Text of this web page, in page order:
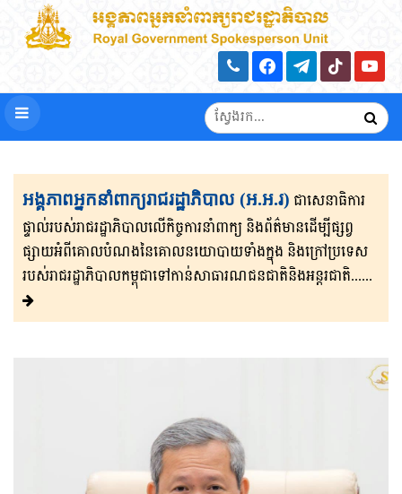
អង្គភាពអ្នកនាំពាក្យរាជរដ្ឋាភិបាល (អ.អ.រ) ជាសេនា​ធិ​កា​រ​​
ផ្ទាល់​របស់រាជរដ្ឋាភិ​បា​ល​លើ​កិច្ចការ​នាំពាក្យ និងព័ត៌មាន​ដើម្បីផ្សព្វ​
ផ្សាយ​​អំពីគោលបំណងនៃគោល​នយោបាយទាំងក្នុង និងក្រៅ​ប្រទេ​​ស​
របស់រាជរដ្ឋា​ភិ​បា​ល​កម្ពុជាទៅកាន់សាធារណជនជាតិនិងអន្តរជាតិ......